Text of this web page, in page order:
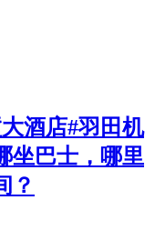
酒店#羽田机
坐巴士，哪里
？